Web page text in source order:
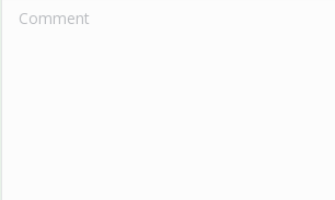
Comment